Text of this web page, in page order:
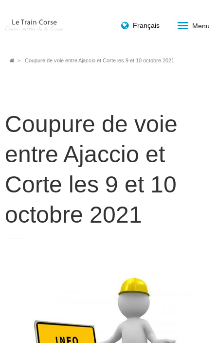
Français Menu
FilCoupure de voie entre Ajaccio et Corte les 9 et 10 octobre 2021
Coupure de voie
entre Ajaccio et
Corte les 9 et 10
octobre 2021